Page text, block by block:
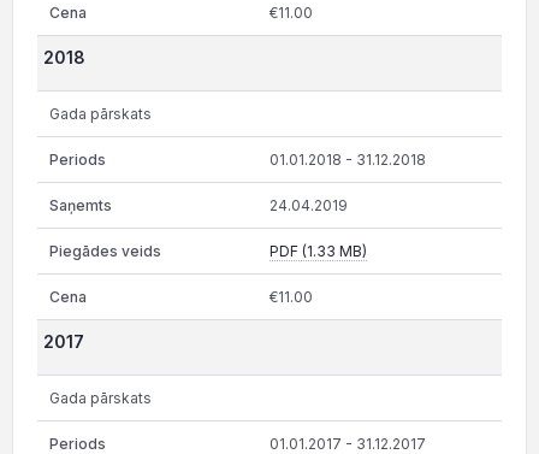
€11.00
2018
Gada pārskats
01.01.2018 - 31.12.2018
24.04.2019
PDF (1.33 MB)
€11.00
2017
Gada pārskats
01.01.2017 - 31.12.2017